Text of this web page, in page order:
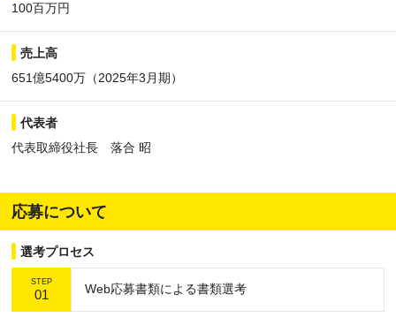
100百万円
売上高
651億5400万（2025年3月期）
代表者
代表取締役社長 落合 昭
応募について
選考プロセス
STEP
01 Web応募書類による書類選考